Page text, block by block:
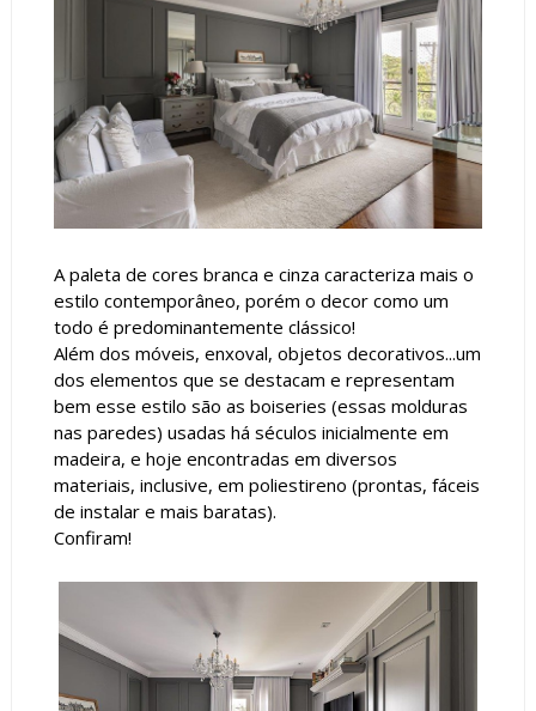
A paleta de cores branca e cinza caracteriza mais o
estilo contemporâneo, porém o decor como um
todo é predominantemente clássico!
Além dos móveis, enxoval, objetos decorativos...um
dos elementos que se destacam e representam
bem esse estilo são as boiseries (essas molduras
nas paredes) usadas há séculos inicialmente em
madeira, e hoje encontradas em diversos
materiais, inclusive, em poliestireno (prontas, fáceis
de instalar e mais baratas).
Confiram!